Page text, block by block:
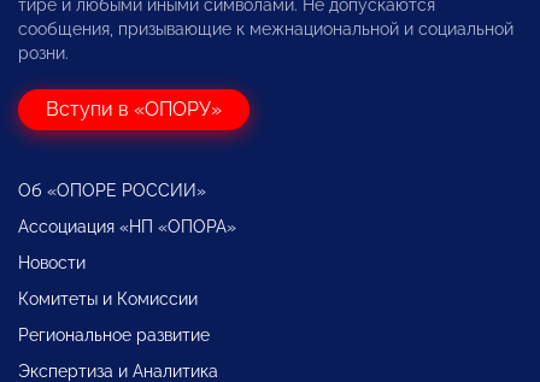
тире и любыми иными символами. Не допускаются
сообщения, призывающие к межнациональной и социальной
розни.
Вступи в «ОПОРУ»
Об «ОПОРЕ РОССИИ»
Ассоциация «НП «ОПОРА»
Новости
Комитеты и Комиссии
Региональное развитие
Экспертиза и Аналитика